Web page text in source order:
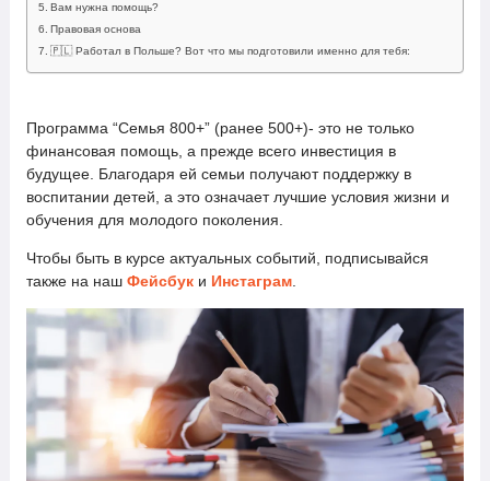
Вам нужна помощь?
Правовая основа
🇵🇱 Работал в Польше? Вот что мы подготовили именно для тебя:
Программа “Семья 800+” (ранее 500+)- это не только
финансовая помощь, а прежде всего инвестиция в
будущее. Благодаря ей семьи получают поддержку в
воспитании детей, а это означает лучшие условия жизни и
обучения для молодого поколения.
Чтобы быть в курсе актуальных событий, подписывайся
также на наш Фейсбук и Инстаграм.